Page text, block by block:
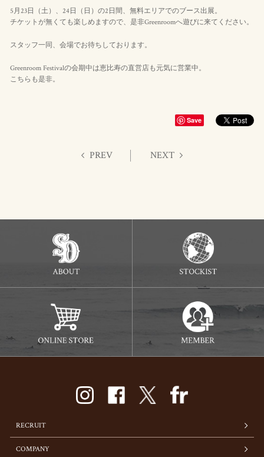
5月23日（土）、24日（日）の2日間、無料エリアでのブース出展。
チケットが無くても楽しめますので、是非Greenroomへ遊びに来てください。
スタッフ一同、会場でお待ちしております。
Greenroom Festivalの会期中は恵比寿の直営店も元気に営業中。
こちらも是非。
Save
PREV NEXT
RECRUIT
COMPANY